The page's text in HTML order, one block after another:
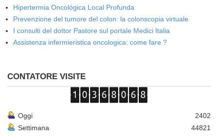
Hipertermia Oncológica Local Profunda
Prevenzione del tumore del colon: la colonscopia virtuale
I consulti del dottor Pastore sul portale Medici Italia
Assistenza infermieristica oncologica: come fare ?
CONTATORE VISITE
Oggi
2402
Settimana
44821